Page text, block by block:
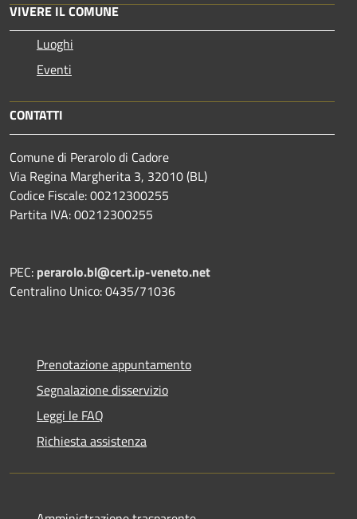
VIVERE IL COMUNE
Luoghi
Eventi
CONTATTI
Comune di Perarolo di Cadore
Via Regina Margherita 3, 32010 (BL)
Codice Fiscale: 00212300255
Partita IVA: 00212300255
PEC: perarolo.bl@cert.ip-veneto.net
Centralino Unico: 0435/71036
Prenotazione appuntamento
Segnalazione disservizio
Leggi le FAQ
Richiesta assistenza